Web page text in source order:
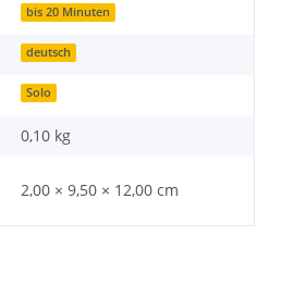
bis 20 Minuten
deutsch
Solo
0,10 kg
2,00 × 9,50 × 12,00 cm